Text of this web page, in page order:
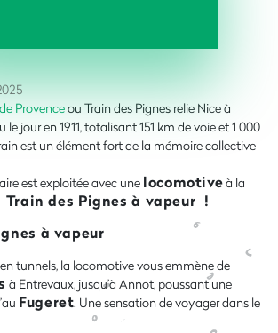
Provenceou Train des Pignes relie Nice à
jour en 1911, totalisant 151 km de voie et 1 000
est un élément fort de la mémoire collective
est exploitée avec une locomotiveà la
Train des Pignes à vapeur !
à vapeur
tunnels, la locomotive vous emmène de
à Entrevaux, jusqu’à Annot, poussant une
Fugeret. Une sensation de voyager dans le